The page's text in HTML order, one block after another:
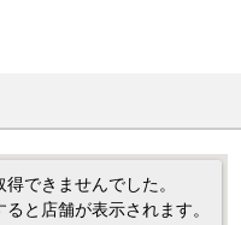
できませんでした。
と店舗が表示されます。